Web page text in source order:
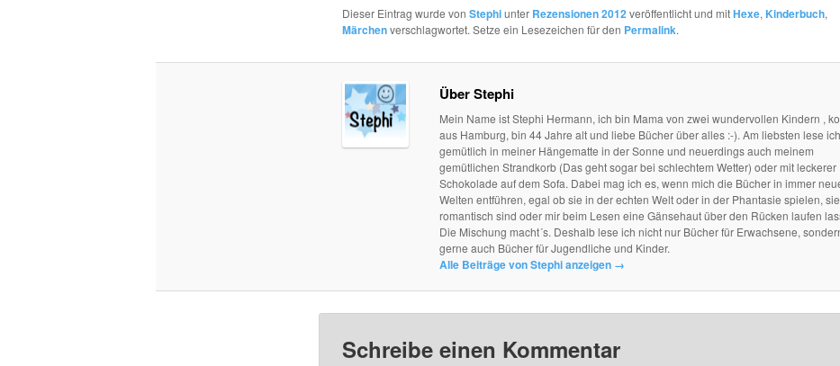
Dieser Eintrag wurde von Stephiunter Rezensionen 2012veröffentlicht und mitHexe, Kinderbuch,
Märchenverschlagwortet. Setze ein Lesezeichen für den Permalink.
Über Stephi
Mein Name ist Stephi Hermann, ich bin Mama von zwei wundervollen Kindern ,
aus Hamburg, bin 44 Jahre alt und liebe Bücher über alles :-). Am liebsten lese
gemütlich in meiner Hängematte in der Sonne und neuerdings auch meinem
gemütlichen Strandkorb (Das geht sogar bei schlechtem Wetter) oder mit leckerer
Schokolade auf dem Sofa. Dabei mag ich es, wenn mich die Bücher in immer
Welten entführen, egal ob sie in der echten Welt oder in der Phantasie spielen,
romantisch sind oder mir beim Lesen eine Gänsehaut über den Rücken laufen
Die Mischung macht´s. Deshalb lese ich nicht nur Bücher für Erwachsene,
gerne auch Bücher für Jugendliche und Kinder.
Alle Beiträge von Stephi anzeigen →
Schreibe einen Kommentar